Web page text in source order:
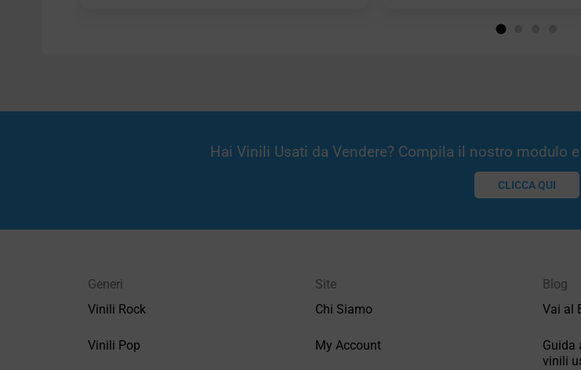
Hai Vinili Usati da Vendere? Compila il nostro modulo
CLICCA QUI
Generi
Vinili Rock
Vinili Pop
Site
Chi Siamo
My Account
Blog
Vai al
Guida
vinili